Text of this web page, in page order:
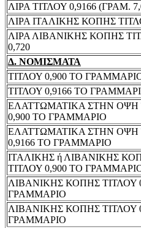
ΛΙΡΑ ΤΙΤΛΟΥ 0,9166 (ΓΡΑΜ.
ΛΙΡΑ ΙΤΑΛΙΚΗΣ ΚΟΠΗΣ
ΛΙΡΑ ΛΙΒΑΝΙΚΗΣ ΚΟΠΗΣ
0,720
Δ. ΝΟΜΙΣΜΑΤΑ
ΤΙΤΛΟΥ 0,900 ΤΟ
ΤΙΤΛΟΥ 0,9166 ΤΟ
ΕΛΑΤΤΩΜΑΤΙΚΑ ΣΤΗΝ ΟΨΗ
0,900 ΤΟ ΓΡΑΜΜΑΡΙΟ
ΕΛΑΤΤΩΜΑΤΙΚΑ ΣΤΗΝ ΟΨΗ
0,9166 ΤΟ ΓΡΑΜΜΑΡΙΟ
ΙΤΑΛΙΚΗΣ ή ΛΙΒΑΝΙΚΗΣ
ΤΙΤΛΟΥ 0,900 ΤΟ
ΛΙΒΑΝΙΚΗΣ ΚΟΠΗΣ ΤΙΤΛΟΥ
ΓΡΑΜΜΑΡΙΟ
ΛΙΒΑΝΙΚΗΣ ΚΟΠΗΣ ΤΙΤΛΟΥ
ΓΡΑΜΜΑΡΙΟ